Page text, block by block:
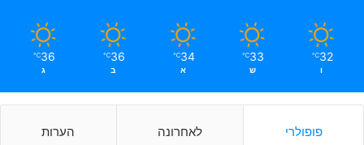
32
℃
ו
33
℃
ש
34
℃
א
36
℃
ב
36
℃
ג
פופולרי לאחרונה הערות